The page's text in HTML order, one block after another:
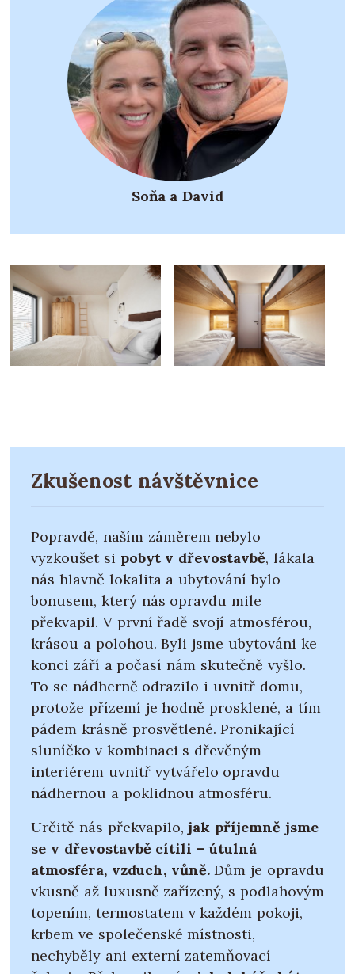
Soňa a David
Zkušenost návštěvnice
Popravdě, naším záměrem nebylo
vyzkoušet si pobyt v dřevostavbě, lákala
nás hlavně lokalita a ubytování bylo
bonusem, který nás opravdu mile
překvapil. V první řadě svojí atmosférou,
krásou a polohou. Byli jsme ubytováni ke
konci září a počasí nám skutečně vyšlo.
To se nádherně odrazilo i uvnitř domu,
protože přízemí je hodně prosklené, a tím
pádem krásně prosvětlené. Pronikající
sluníčko v kombinaci s dřevěným
interiérem uvnitř vytvářelo opravdu
nádhernou a poklidnou atmosféru.
Určitě nás překvapilo, jak příjemně jsme
se v dřevostavbě cítili – útulná
atmosféra, vzduch, vůně.Dům je opravdu
vkusně až luxusně zařízený, s podlahovým
topením, termostatem v každém pokoji,
krbem ve společenské místnosti,
nechyběly ani externí zatemňovací